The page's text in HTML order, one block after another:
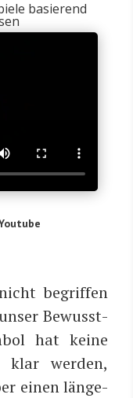
basierend
begrif­fen
Bewusst­
hat kei­ne
wer­den,
einen län­ge­